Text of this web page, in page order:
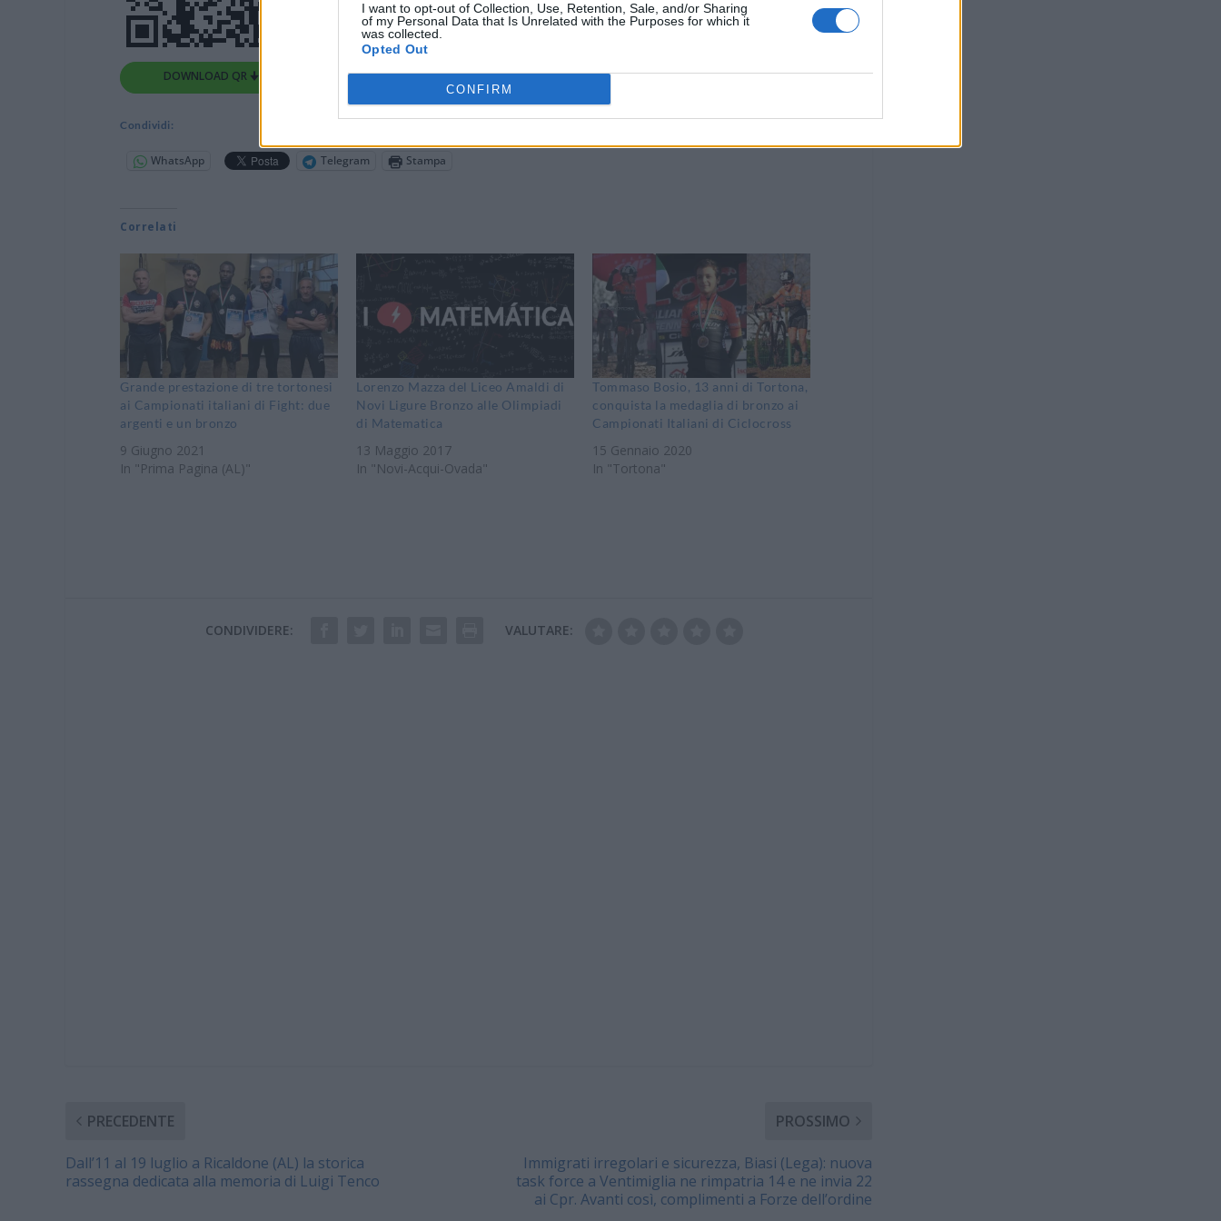
I want to opt-out of Collection, Use, Retention, Sale, and/or Sharing
of my Personal Data that Is Unrelated with the Purposes for which it
was collected.
Opted Out
CONFIRM
DOWNLOAD QR 🠋
Condividi:
WhatsApp Telegram Stampa
Correlati
Grande prestazione di tre tortonesi
ai Campionati italiani di Fight: due
argenti e un bronzo
9 Giugno 2021
In "Prima Pagina (AL)"
Lorenzo Mazza del Liceo Amaldi di
Novi Ligure Bronzo alle Olimpiadi
di Matematica
13 Maggio 2017
In "Novi-Acqui-Ovada"
Tommaso Bosio, 13 anni di Tortona,
conquista la medaglia di bronzo ai
Campionati Italiani di Ciclocross
15 Gennaio 2020
In "Tortona"
CONDIVIDERE: VALUTARE:
PRECEDENTE
Dall’11 al 19 luglio a Ricaldone (AL) la storica
rassegna dedicata alla memoria di Luigi Tenco
PROSSIMO
Immigrati irregolari e sicurezza, Biasi (Lega): nuova
task force a Ventimiglia ne rimpatria 14 e ne invia 22
ai Cpr. Avanti così, complimenti a Forze dell’ordine